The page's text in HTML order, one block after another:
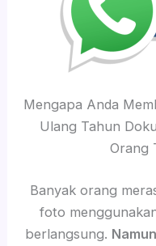
Mengapa Anda
Ulang Tahun
Orang
Banyak orang
foto
berlangsung. Namun